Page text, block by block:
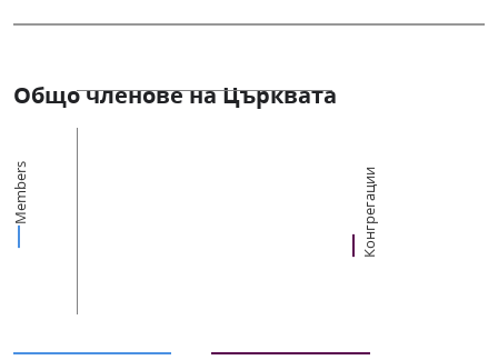
Общо членове на Църквата
Members Конгрегации